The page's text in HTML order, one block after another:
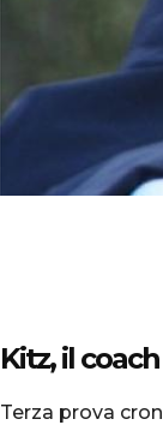
Kitz, il
Terza prova